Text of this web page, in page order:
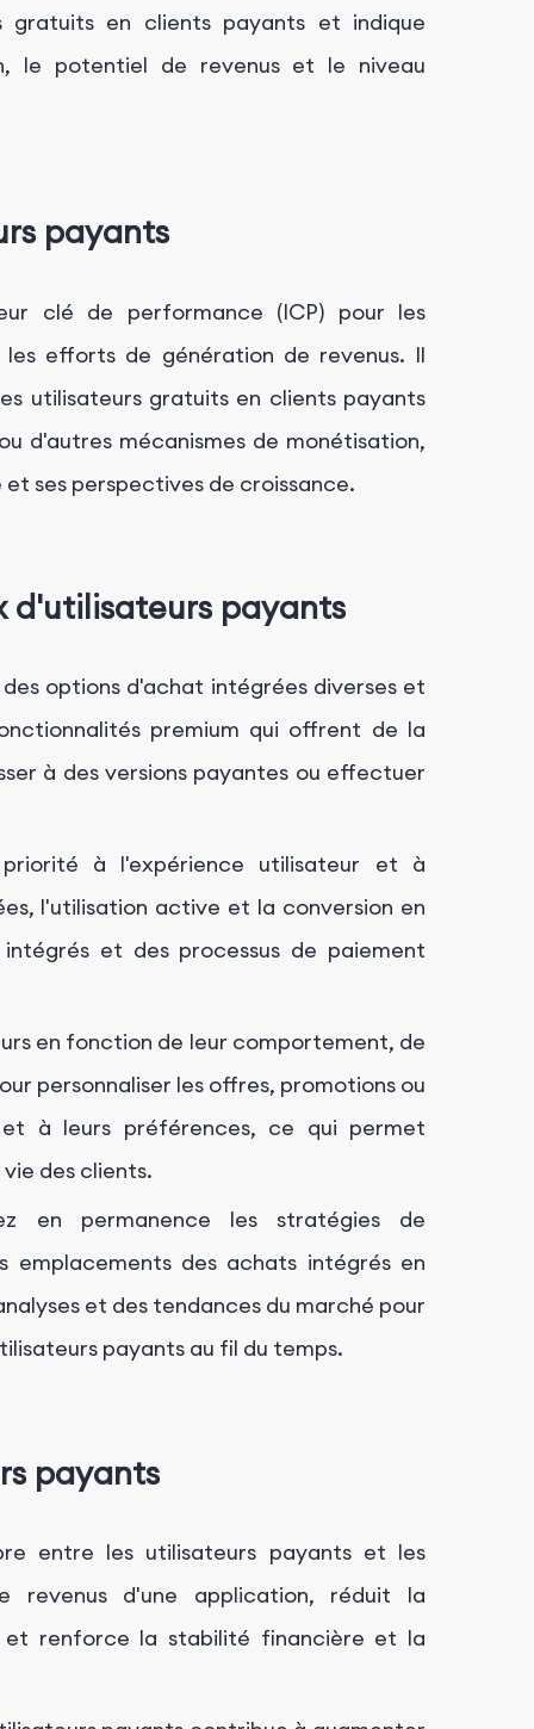
gratuits en clients payants et indique
le potentiel de revenus et le niveau
payants
clé de performance (ICP) pour les
efforts de génération de revenus. Il
utilisateurs gratuits en clients payants
d'autres mécanismes de monétisation,
ses perspectives de croissance.
d'utilisateurs payants
options d'achat intégrées diverses et
premium qui offrent de la
à des versions payantes ou effectuer
à l'expérience utilisateur et à
l'utilisation active et la conversion en
et des processus de paiement
en fonction de leur comportement, de
personnaliser les offres, promotions ou
à leurs préférences, ce qui permet
des clients.
en permanence les stratégies de
des achats intégrés en
et des tendances du marché pour
payants au fil du temps.
payants
entre les utilisateurs payants et les
revenus d'une application, réduit la
et renforce la stabilité financière et la